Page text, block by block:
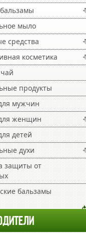
мыло
средства
косметика
продукты
мужчин
женщин
детей
духи
защиты от
бальзамы